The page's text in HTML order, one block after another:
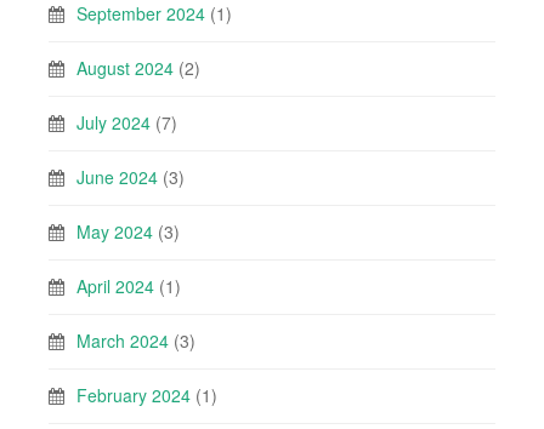
September 2024 (1)
August 2024 (2)
July 2024 (7)
June 2024 (3)
May 2024 (3)
April 2024 (1)
March 2024 (3)
February 2024 (1)